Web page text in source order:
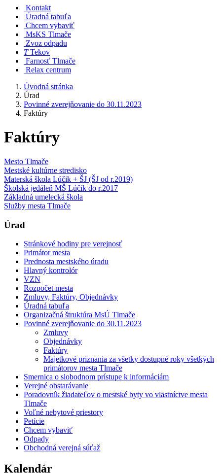
Kontakt
Úradná tabuľa
Chcem vybaviť
MsKS Tlmače
Zvoz odpadu
T Tekov
Farnosť Tlmače
Relax centrum
Úvodná stránka
Úrad
Povinné zverejňovanie do 30.11.2023
Faktúry
Faktúry
Mesto Tlmače
Mestské kultúrne stredisko
Materská škola Lúčik + ŠJ (ŠJ od r.2019)
Školská jedáleň MŠ Lúčik do r.2017
Základná umelecká škola
Služby mesta Tlmače
Úrad
Stránkové hodiny pre verejnosť
Primátor mesta
Prednosta mestského úradu
Hlavný kontrolór
VZN
Rozpočet mesta
Zmluvy, Faktúry, Objednávky
Úradná tabuľa
Organizačná štruktúra MsÚ Tlmače
Povinné zverejňovanie do 30.11.2023
Zmluvy
Objednávky
Faktúry
Majetkové priznania za všetky dostupné roky všetkých
primátorov mesta Tlmače
Smernica o slobodnom prístupe k informáciám
Verejné obstarávanie
Poradovník žiadateľov o mestské byty vo vlastníctve mesta
Tlmače
Voľné nebytové priestory
Petície
Chcem vybaviť
Odpady
Obchodná verejná súťaž
Kalendár